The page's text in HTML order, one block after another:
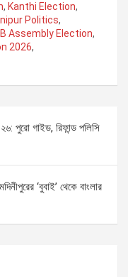
, Kanthi Election,
Politics,
Assembly Election,
2026,
পুরো গাইড, রিফান্ড পলিসি
‘বুবাই’ থেকে বাংলার